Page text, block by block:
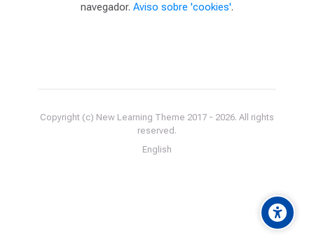
navegador. Aviso sobre 'cookies'.
Copyright (c) New Learning Theme 2017 - 2026. All rights
reserved.
English